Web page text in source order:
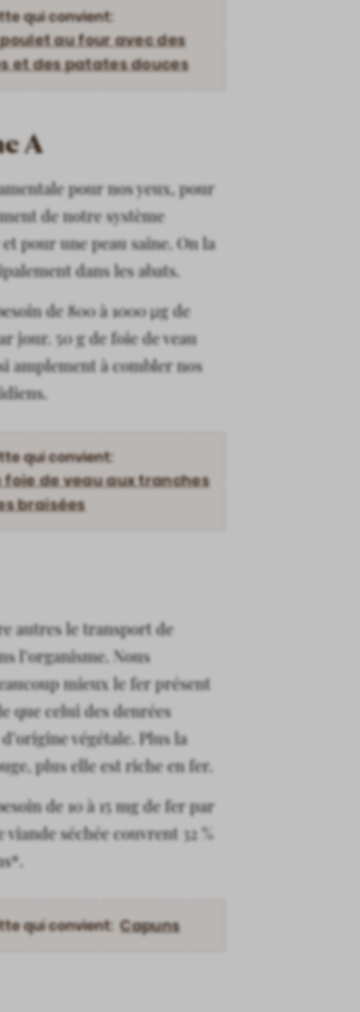
qui convient:
au four avec des
et des patates douces
A
pour nos yeux, pour
de notre système
pour une peau saine. On la
dans les abats.
de 800 à 1000 µg de
jour. 50 g de foie de veau
amplement à combler nos
qui convient:
foie de veau aux tranches
braisées
autres le transport de
l’organisme. Nous
mieux le fer présent
que celui des denrées
végétale. Plus la
plus elle est riche en fer.
de 10 à 15 mg de fer par
viande séchée couvrent 32 %
qui convient: Capuns